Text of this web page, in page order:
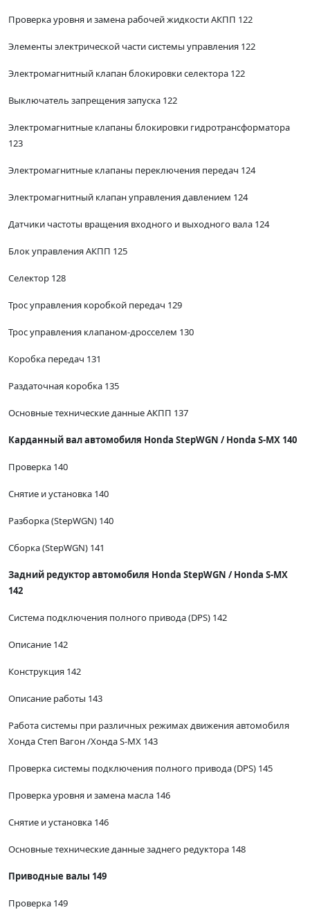
Проверка уровня и замена рабочей жидкости АКПП 122
Элементы электрической части системы управления 122
Электромагнитный клапан блокировки селектора 122
Выключатель запрещения запуска 122
Электромагнитные клапаны блокировки гидротрансформатора
123
Электромагнитные клапаны переключения передач 124
Электромагнитный клапан управления давлением 124
Датчики частоты вращения входного и выходного вала 124
Блок управления АКПП 125
Селектор 128
Трос управления коробкой передач 129
Трос управления клапаном-дросселем 130
Коробка передач 131
Раздаточная коробка 135
Основные технические данные АКПП 137
Карданный вал автомобиля Honda StepWGN / Honda S-MX 140
Проверка 140
Снятие и установка 140
Разборка (StepWGN) 140
Сборка (StepWGN) 141
Задний редуктор автомобиля Honda StepWGN / Honda S-MX
142
Система подключения полного привода (DPS) 142
Описание 142
Конструкция 142
Описание работы 143
Работа системы при различных режимах движения автомобиля
Хонда Степ Вагон /Хонда S-MX 143
Проверка системы подключения полного привода (DPS) 145
Проверка уровня и замена масла 146
Снятие и установка 146
Основные технические данные заднего редуктора 148
Приводные валы 149
Проверка 149